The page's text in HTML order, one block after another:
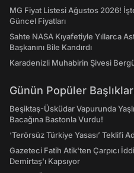
MG Fiyat Listesi Ağustos 2026!
Güncel Fiyatları
Sahte NASA Kıyafetiyle Yıllarca
Başkanını Bile Kandırdı
Karadenizli Muhabirin Şivesi
Günün Popüler
Beşiktaş-Üsküdar Vapurunda
Bacağına Bastonla Vurdu!
‘Terörsüz Türkiye Yasası’ Teklifi
Gazeteci Fatih Atik'ten Çarpıcı
Demirtaş'ı Kapsıyor